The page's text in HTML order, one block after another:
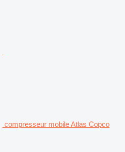
compresseur mobile Atlas Copco